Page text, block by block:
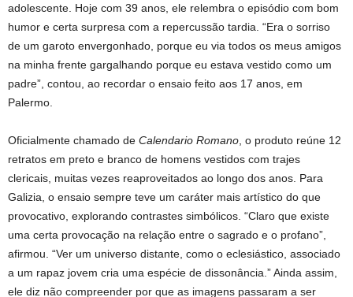
adolescente. Hoje com 39 anos, ele relembra o episódio com bom
humor e certa surpresa com a repercussão tardia. “Era o sorriso
de um garoto envergonhado, porque eu via todos os meus amigos
na minha frente gargalhando porque eu estava vestido como um
padre”, contou, ao recordar o ensaio feito aos 17 anos, em
Palermo.
Oficialmente chamado de Calendario Romano , o produto reúne 12
retratos em preto e branco de homens vestidos com trajes
clericais, muitas vezes reaproveitados ao longo dos anos. Para
Galizia, o ensaio sempre teve um caráter mais artístico do que
provocativo, explorando contrastes simbólicos. “Claro que existe
uma certa provocação na relação entre o sagrado e o profano”,
afirmou. “Ver um universo distante, como o eclesiástico, associado
a um rapaz jovem cria uma espécie de dissonância.” Ainda assim,
ele diz não compreender por que as imagens passaram a ser